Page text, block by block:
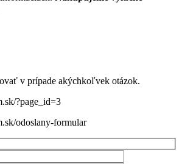
v prípade akýchkoľvek otázok.
?page_id=3
odoslany-formular